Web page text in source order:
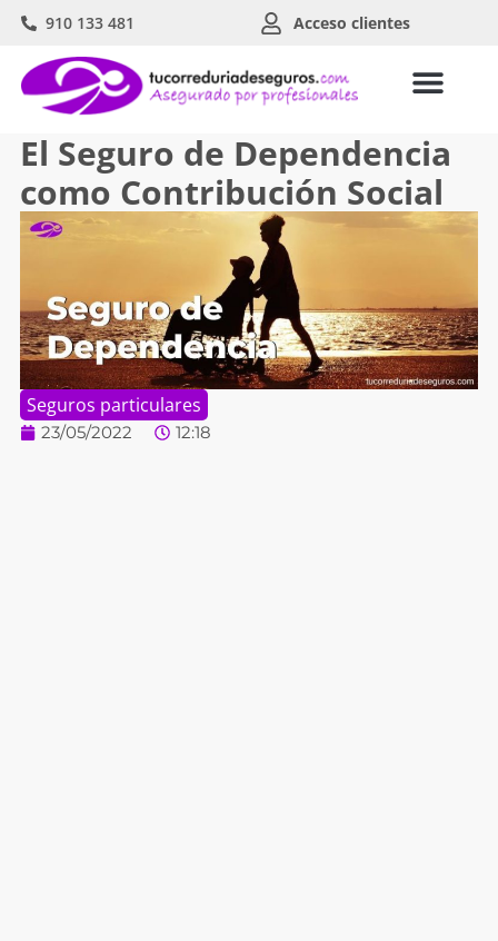
910 133 481 Acceso clientes
El Seguro de Dependencia
como Contribución Social
Seguros particulares
23/05/2022 12:18